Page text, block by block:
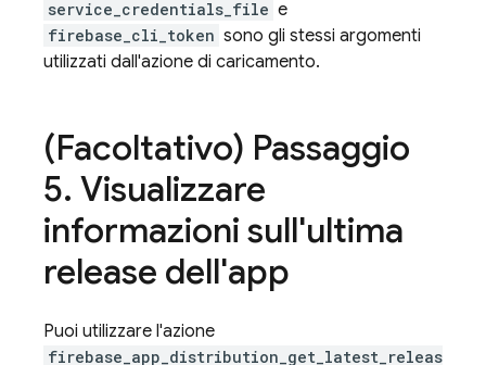
service_credentials_file e
firebase_cli_token sono gli stessi argomenti
utilizzati dall'azione di caricamento.
(Facoltativo) Passaggio
5. Visualizzare
informazioni sull'ultima
release dell'app
Puoi utilizzare l'azione
firebase_app_distribution_get_latest_releas